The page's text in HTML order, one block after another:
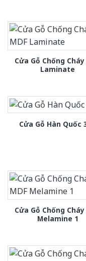
Cửa Gỗ Chống Cháy
Laminate
Cửa Gỗ Hàn Quốc
Cửa Gỗ Chống Cháy
Melamine 1